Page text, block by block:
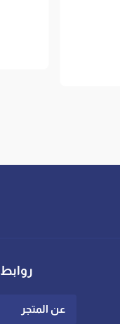
عن المتجر